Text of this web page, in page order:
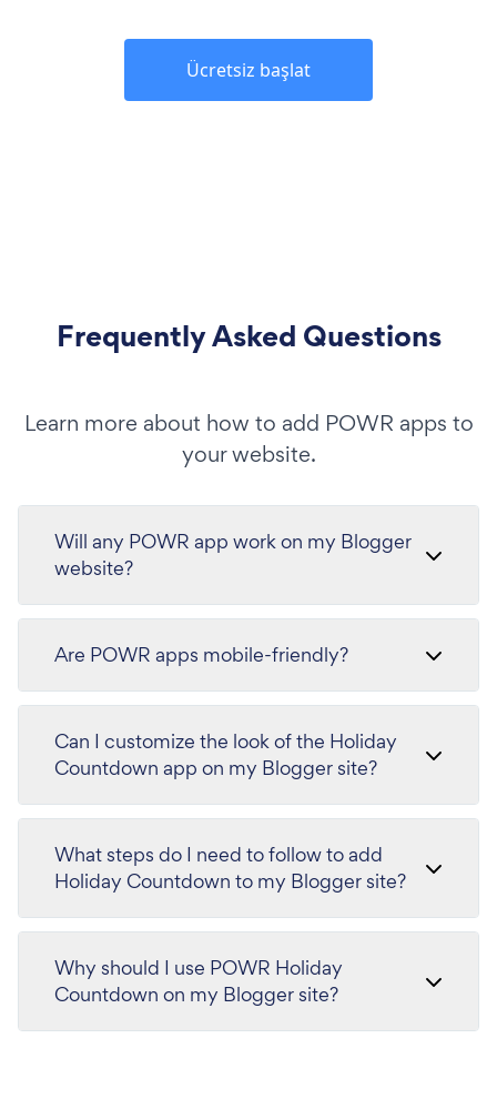
Ücretsiz başlat
Frequently Asked Questions
Learn more about how to add POWR apps to
your website.
Will any POWR app work on my Blogger
website?
Are POWR apps mobile-friendly?
Can I customize the look of the Holiday
Countdown app on my Blogger site?
What steps do I need to follow to add
Holiday Countdown to my Blogger site?
Why should I use POWR Holiday
Countdown on my Blogger site?